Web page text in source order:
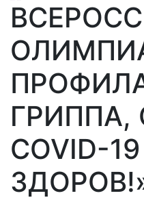
ГРИППА,
COVID-